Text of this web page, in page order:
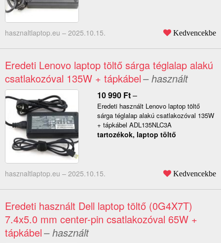
hasznaltlaptop.eu – 2025.10.15. Kedvencekbe
Eredeti Lenovo laptop töltő sárga téglalap alakú
csatlakozóval 135W + tápkábel– használt
10 990 Ft–
Eredeti használt Lenovo laptop töltő
sárga téglalap alakú csatlakozóval 135W
+ tápkábel ADL135NLC3A
tartozékok, laptop töltő
hasznaltlaptop.eu – 2025.10.15. Kedvencekbe
Eredeti használt Dell laptop töltő (0G4X7T)
7.4x5.0 mm center-pin csatlakozóval 65W +
tápkábel– használt